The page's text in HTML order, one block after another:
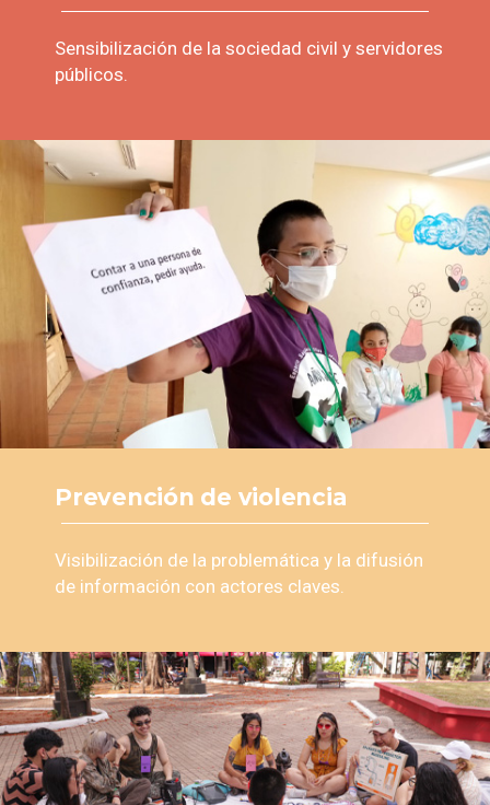
Sensibilización de la sociedad civil y servidores
públicos.
Prevención de violencia
Visibilización de la problemática y la difusión
de información con actores claves.